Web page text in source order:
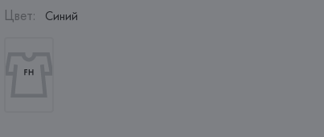
Цвет: Синий